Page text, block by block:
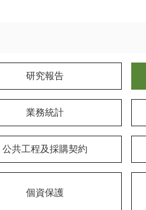
研究報告
業務統計
公共工程及採購契約
個資保護